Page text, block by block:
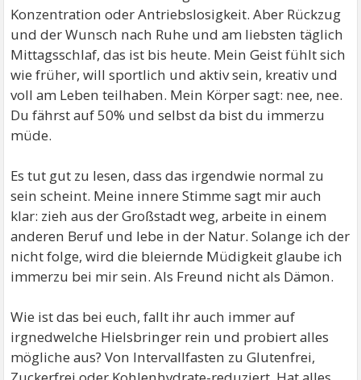
Konzentration oder Antriebslosigkeit. Aber Rückzug
und der Wunsch nach Ruhe und am liebsten täglich
Mittagsschlaf, das ist bis heute. Mein Geist fühlt sich
wie früher, will sportlich und aktiv sein, kreativ und
voll am Leben teilhaben. Mein Körper sagt: nee, nee.
Du fährst auf 50% und selbst da bist du immerzu
müde.
Es tut gut zu lesen, dass das irgendwie normal zu
sein scheint. Meine innere Stimme sagt mir auch
klar: zieh aus der Großstadt weg, arbeite in einem
anderen Beruf und lebe in der Natur. Solange ich der
nicht folge, wird die bleiernde Müdigkeit glaube ich
immerzu bei mir sein. Als Freund nicht als Dämon.
Wie ist das bei euch, fallt ihr auch immer auf
irgnedwelche Hielsbringer rein und probiert alles
mögliche aus? Von Intervallfasten zu Glutenfrei,